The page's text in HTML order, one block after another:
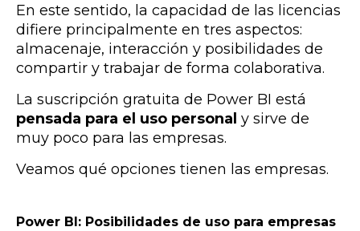
En este sentido, la capacidad de las licencias
difiere principalmente en tres aspectos:
almacenaje, interacción y posibilidades de
compartir y trabajar de forma colaborativa.
La suscripción gratuita de Power BI está
pensada para el uso personal y sirve de
muy poco para las empresas.
Veamos qué opciones tienen las empresas.
Power BI: Posibilidades de uso para empresas